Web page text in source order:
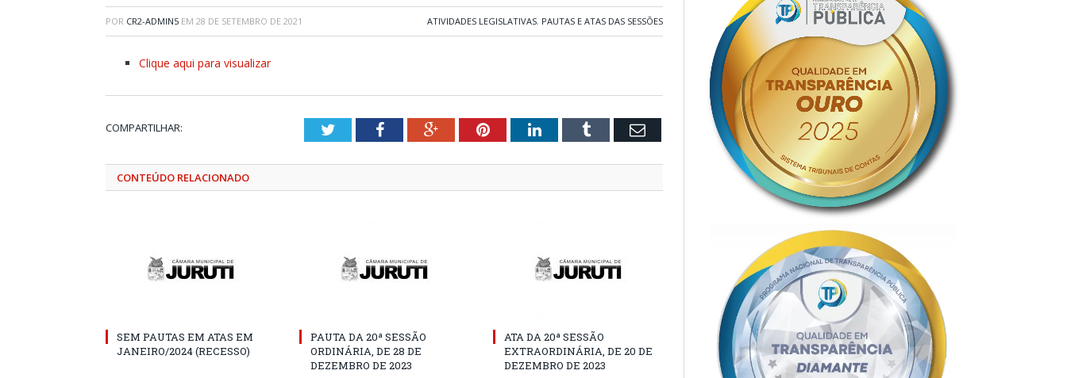
POR CR2-ADMIN5 EM 28 DE SETEMBRO DE 2021 ATIVIDADES LEGISLATIVAS, PAUTAS E ATAS DAS SESSÕES
Clique aqui para visualizar
COMPARTILHAR: TwitterFacebookGoogle+PinterestLinkedInTumblr Email
CONTEÚDO RELACIONADO
SEM PAUTAS EM ATAS EM
JANEIRO/2024 (RECESSO)
PAUTA DA 20ª SESSÃO
ORDINÁRIA, DE 28 DE
DEZEMBRO DE 2023
ATA DA 20ª SESSÃO
EXTRAORDINÁRIA, DE 20 DE
DEZEMBRO DE 2023